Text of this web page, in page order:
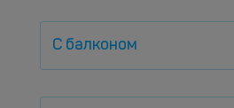
С балконом